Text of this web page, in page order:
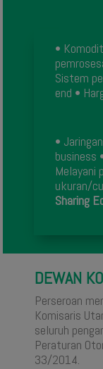
•
Sistem
end •
•
business
Melayani
ukuran/
Sharing
DEWAN
Perseroan
Komisaris
seluruh
Peraturan
33/2014.